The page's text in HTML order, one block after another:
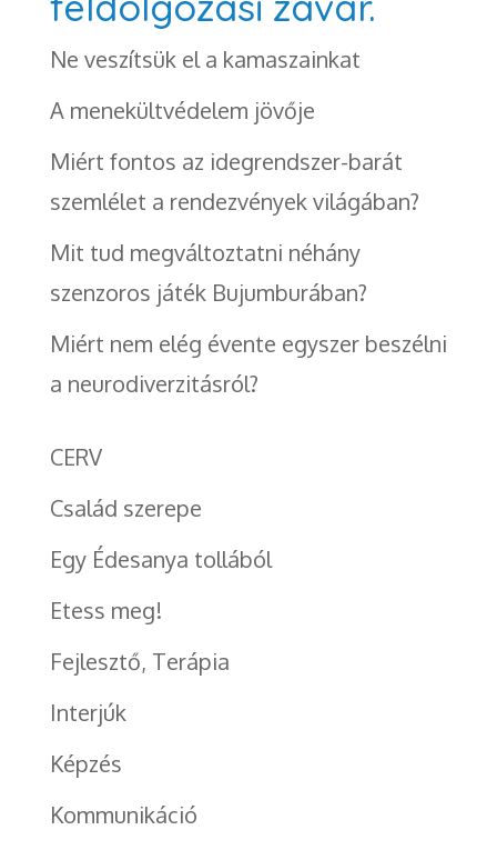
Ne veszítsük el a kamaszainkat
A menekültvédelem jövője
Miért fontos az idegrendszer-barát
szemlélet a rendezvények világában?
Mit tud megváltoztatni néhány
szenzoros játék Bujumburában?
Miért nem elég évente egyszer beszélni
a neurodiverzitásról?
CERV
Család szerepe
Egy Édesanya tollából
Etess meg!
Fejlesztő, Terápia
Interjúk
Képzés
Kommunikáció